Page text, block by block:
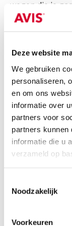
Deze website
We gebruiken
personaliseren,
en om ons
informatie over
partners voor
partners kunnen
informatie die u
verzameld op
Noodzakelijk
Voorkeuren
wegen die je
eenvoudig en
kunt. Autohuur
Voertuigtype
Auto
HUUR
1
Waar?